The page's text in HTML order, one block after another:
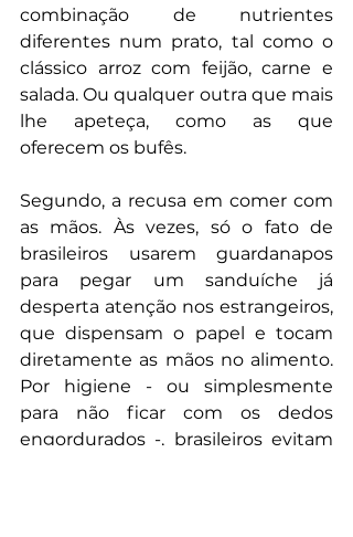
combinação de nutrientes
diferentes num prato, tal como o
clássico arroz com feijão, carne e
salada. Ou qualquer outra que mais
lhe apeteça, como as que
oferecem os bufês.
Segundo, a recusa em comer com
as mãos. Às vezes, só o fato de
brasileiros usarem guardanapos
para pegar um sanduíche já
desperta atenção nos estrangeiros,
que dispensam o papel e tocam
diretamente as mãos no alimento.
Por higiene - ou simplesmente
para não ficar com os dedos
engordurados -, brasileiros evitam